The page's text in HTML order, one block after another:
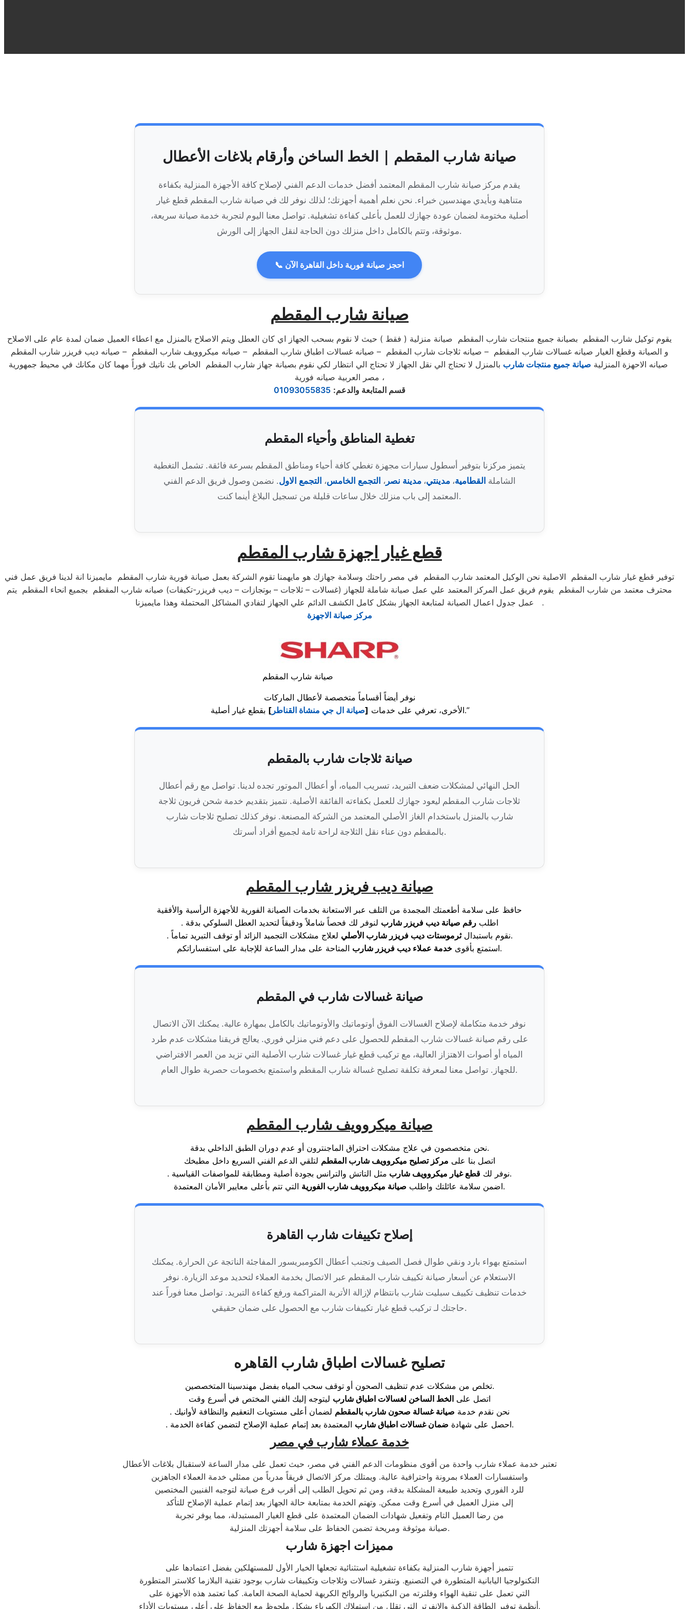
صيانة شارب المقطم | الخط الساخن وأرقام بلاغات الأعطال
يقدم مركز صيانة شارب المقطم المعتمد أفضل خدمات الدعم الفني لإصلاح كافة الأجهزة المنزلية بكفاءة
متناهية وبأيدي مهندسين خبراء. نحن نعلم أهمية أجهزتك؛ لذلك نوفر لك في صيانة شارب المقطم قطع غيار
أصلية مختومة لضمان عودة جهازك للعمل بأعلى كفاءة تشغيلية. تواصل معنا اليوم لتجربة خدمة صيانة سريعة،
موثوقة، وتتم بالكامل داخل منزلك دون الحاجة لنقل الجهاز إلى الورش.
📞 احجز صيانة فورية داخل القاهرة الآن
صيانة شارب المقطم
يقوم توكيل شارب المقطم بصيانة جميع منتجات شارب المقطم صيانة منزلية ( فقط ) حيث لا نقوم بسحب الجهاز اي كان العطل ويتم الاصلاح بالمنزل مع اعطاء العميل ضمان لمدة عام على الاصلاح
و الصيانة وقطع الغيار صيانه غسالات شارب المقطم – صيانه ثلاجات شارب المقطم – صيانه غسالات اطباق شارب المقطم – صيانه ميكروويف شارب المقطم – صيانه ديب فريزر شارب المقطم
صيانه الاحهزة المنزلية صيانة جميع منتجات شارب بالمنزل لا تحتاج الي نقل الجهاز لا تحتاج الي انتظار لكي نقوم بصيانة جهاز شارب المقطم الخاص بك ناتيك فوراً مهما كان مكانك في محيط جمهورية
مصر العربية صيانه فورية ،
قسم المتابعة والدعم:
01093055835
تغطية المناطق وأحياء المقطم
يتميز مركزنا بتوفير أسطول سيارات مجهزة تغطي كافة أحياء ومناطق المقطم بسرعة فائقة. تشمل التغطية
الشاملة القطامية،مدينتي،مدينة نصر ، التجمع الخامس، التجمع الاول. نضمن وصول فريق الدعم الفني
المعتمد إلى باب منزلك خلال ساعات قليلة من تسجيل البلاغ أينما كنت.
قطع غيار اجهزة شارب المقطم
توفير قطع غيار شارب المقطم الاصلية نحن الوكيل المعتمد شارب المقطم في مصر راحتك وسلامة جهازك هو مايهمنا تقوم الشركة بعمل صيانة فورية شارب المقطم مايميزنا انة لدينا فريق عمل فني
محترف معتمد من شارب المقطم يقوم فريق عمل المركز المعتمد علي عمل صيانة شاملة للجهاز (غسالات – ثلاجات – بوتجازات – ديب فريزر-تكيفات) صيانه شارب المقطم بجميع انحاء المقطم يتم
عمل جدول اعمال الصيانة لمتابعة الجهاز بشكل كامل الكشف الدائم علي الجهاز لتفادي المشاكل المحتملة وهذا مايميزنا .
مركز صيانة الاجهزة
صيانة شارب المقطم
نوفر أيضاً أقساماً متخصصة لأعطال الماركات
الأخرى، تعرفي على خدمات [صيانة ال جي منشاة القناطر] بقطع غيار أصلية.”
صيانة ثلاجات شارب بالمقطم
الحل النهائي لمشكلات ضعف التبريد، تسريب المياه، أو أعطال الموتور تجده لدينا. تواصل مع رقم أعطال
ثلاجات شارب المقطم ليعود جهازك للعمل بكفاءته الفائقة الأصلية. نتميز بتقديم خدمة شحن فريون ثلاجة
شارب بالمنزل باستخدام الغاز الأصلي المعتمد من الشركة المصنعة. نوفر كذلك تصليح ثلاجات شارب
بالمقطم دون عناء نقل الثلاجة لراحة تامة لجميع أفراد أسرتك.
صيانة ديب فريزر شارب المقطم
حافظ على سلامة أطعمتك المجمدة من التلف عبر الاستعانة بخدمات الصيانة الفورية للأجهزة الرأسية والأفقية
. اطلبرقم صيانة ديب فريزر شارب لنوفر لك فحصاً شاملاً ودقيقاً لتحديد العطل السلوكي بدقة
. نقوم باستبدالثرموستات ديب فريزر شارب الأصلي
لعلاج مشكلات التجميد الزائد أو توقف التبريد تماماً.
استمتع بأقوى خدمة عملاء ديب فريزر شارب المتاحة على مدار الساعة للإجابة على استفساراتكم.
صيانة غسالات شارب في المقطم
نوفر خدمة متكاملة لإصلاح الغسالات الفوق أوتوماتيك والأوتوماتيك بالكامل بمهارة عالية. يمكنك الآن الاتصال
على رقم صيانة غسالات شارب المقطم للحصول على دعم فني منزلي فوري. يعالج فريقنا مشكلات عدم طرد
المياه أو أصوات الاهتزاز العالية، مع تركيب قطع غيار غسالات شارب الأصلية التي تزيد من العمر الافتراضي
للجهاز. تواصل معنا لمعرفة تكلفة تصليح غسالة شارب المقطم واستمتع بخصومات حصرية طوال العام.
صيانة ميكروويف شارب المقطم
نحن متخصصون في علاج مشكلات احتراق الماجنترون أو عدم دوران الطبق الداخلي بدقة.
اتصل بنا على مركز تصليح ميكروويف شارب المقطم لتلقي الدعم الفني السريع داخل مطبخك
. نوفر لك قطع غيار ميكروويف شارب
مثل التاتش والترانس بجودة أصلية ومطابقة للمواصفات القياسية.
اضمن سلامة عائلتك واطلب صيانة ميكروويف شارب الفورية التي تتم بأعلى معايير الأمان المعتمدة.
إصلاح تكييفات شارب القاهرة
استمتع بهواء بارد ونقي طوال فصل الصيف وتجنب أعطال الكومبريسور المفاجئة الناتجة عن الحرارة. يمكنك
الاستعلام عن أسعار صيانة تكييف شارب المقطم عبر الاتصال بخدمة العملاء لتحديد موعد الزيارة. نوفر
خدمات تنظيف تكييف سبليت شارب بانتظام لإزالة الأتربة المتراكمة ورفع كفاءة التبريد. تواصل معنا فوراً عند
حاجتك لـ تركيب قطع غيار تكييفات شارب مع الحصول على ضمان حقيقي.
تصليح غسالات اطباق شارب القاهره
تخلص من مشكلات عدم تنظيف الصحون أو توقف سحب المياه بفضل مهندسينا المتخصصين.
اتصل علىالخط الساخن لغسالات اطباق شارب ليتوجه إليك الفني المختص في أسرع وقت
. نحن نقدم خدمة صيانة غسالة صحون شارب بالمقطم لضمان أعلى مستويات التعقيم والنظافة لأوانيك
. احصل على شهادة ضمان غسالات اطباق شارب المعتمدة بعد إتمام عملية الإصلاح لتضمن كفاءة الخدمة.
خدمة عملاء شارب في مصر
تعتبر خدمة عملاء شارب واحدة من أقوى منظومات الدعم الفني في مصر، حيث تعمل على مدار الساعة لاستقبال بلاغات الأعطال
واستفسارات العملاء بمرونة واحترافية عالية. ويمتلك مركز الاتصال فريقاً مدرباً من ممثلي خدمة العملاء الجاهزين
للرد الفوري وتحديد طبيعة المشكلة بدقة، ومن ثم تحويل الطلب إلى أقرب فرع صيانة لتوجيه الفنيين المختصين
إلى منزل العميل في أسرع وقت ممكن. وتهتم الخدمة بمتابعة حالة الجهاز بعد إتمام عملية الإصلاح للتأكد
من رضا العميل التام وتفعيل شهادات الضمان المعتمدة على قطع الغيار المستبدلة، مما يوفر تجربة
صيانة موثوقة ومريحة تضمن الحفاظ على سلامة أجهزتك المنزلية.
مميزات اجهزة شارب
تتميز أجهزة شارب المنزلية بكفاءة تشغيلية استثنائية تجعلها الخيار الأول للمستهلكين بفضل اعتمادها على
التكنولوجيا اليابانية المتطورة في التصنيع. وتنفرد غسالات وثلاجات وتكييفات شارب بوجود تقنية البلازما كلاستر المتطورة
التي تعمل على تنقية الهواء وفلترته من البكتيريا والروائح الكريهة لحماية الصحة العامة. كما تعتمد هذه الأجهزة على
أنظمة توفير الطاقة الذكية والانفرتر التي تقلل من استهلاك الكهرباء بشكل ملحوظ مع الحفاظ على أعلى مستويات الأداء.